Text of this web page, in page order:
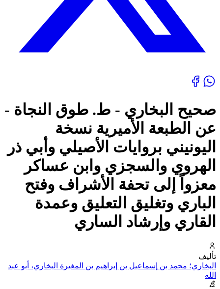
صحيح البخاري - ط. طوق النجاة -
عن الطبعة الأميرية نسخة
اليونيني بروايات الأصيلي وأبي ذر
الهروي والسجزي وابن عساكر
معزواً إلى تحفة الأشراف وفتح
الباري وتغليق التعليق وعمدة
القاري وإرشاد الساري
تأليف
البخاري؛ محمد بن إسماعيل بن إبراهيم بن المغيرة البخاري، أبو عبد
الله